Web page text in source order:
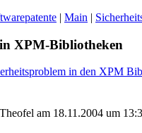
| Main |
XPM-Bibliotheken
in den XPM
am 18.11.2004 um